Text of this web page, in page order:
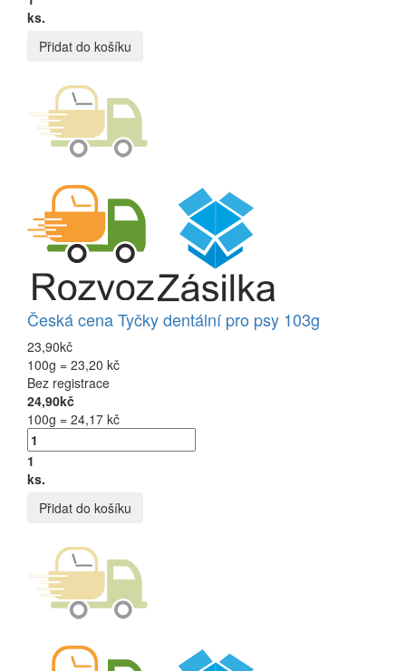
ks.
Přidat do košíku
Česká cena Tyčky dentální pro psy 103g
23,90kč
100g = 23,20 kč
Bez registrace
24,90kč
100g = 24,17 kč
1
ks.
Přidat do košíku